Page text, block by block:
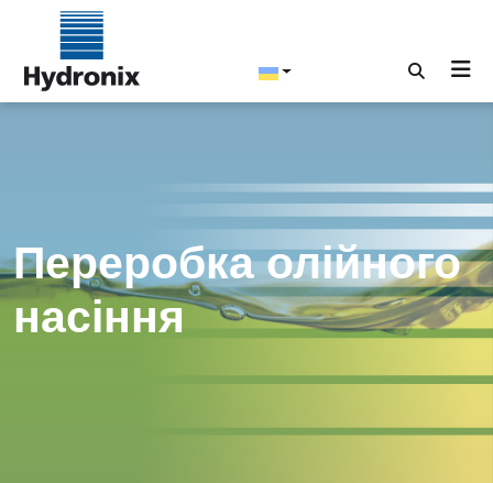
Переробка олійного
насіння